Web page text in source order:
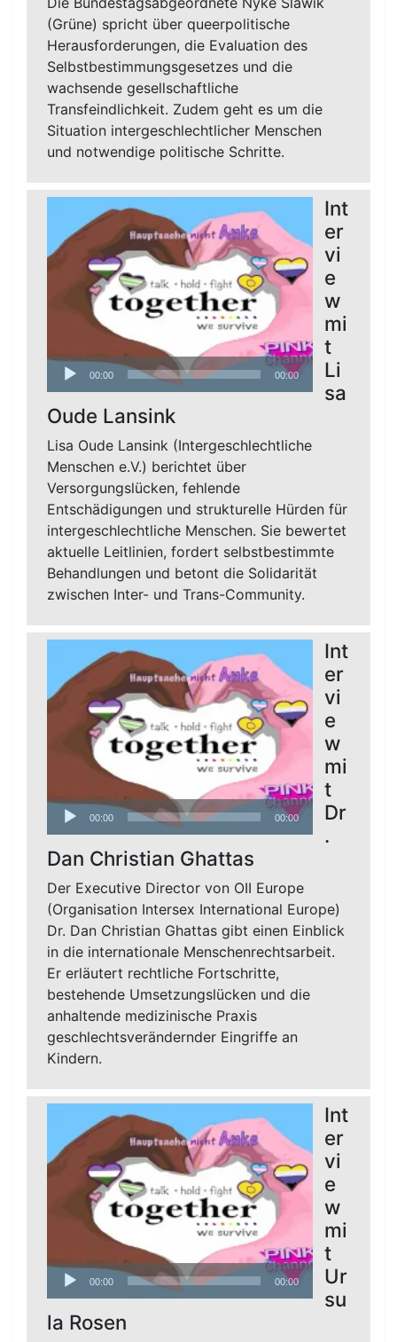
(Grüne) spricht über queerpolitische
Herausforderungen, die Evaluation des
Selbstbestimmungsgesetzes und die
wachsende gesellschaftliche
Transfeindlichkeit. Zudem geht es um die
Situation intergeschlechtlicher Menschen
und notwendige politische Schritte.
Audio-
Player
00:00 00:00
Int
er
vi
e
w
mi
t
Li
sa
Oude Lansink
Lisa Oude Lansink (Intergeschlechtliche
Menschen e.V.) berichtet über
Versorgungslücken, fehlende
Entschädigungen und strukturelle Hürden für
intergeschlechtliche Menschen. Sie bewertet
aktuelle Leitlinien, fordert selbstbestimmte
Behandlungen und betont die Solidarität
zwischen Inter- und Trans-Community.
Audio-
Player
00:00 00:00
Int
er
vi
e
w
mi
t
Dr
.
Dan Christian Ghattas
Der Executive Director von OII Europe
(Organisation Intersex International Europe)
Dr. Dan Christian Ghattas gibt einen Einblick
in die internationale Menschenrechtsarbeit.
Er erläutert rechtliche Fortschritte,
bestehende Umsetzungslücken und die
anhaltende medizinische Praxis
geschlechtsverändernder Eingriffe an
Kindern.
Audio-
Player
00:00 00:00
Int
er
vi
e
w
mi
t
Ur
su
la Rosen